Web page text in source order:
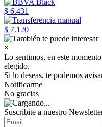
$ 6.431
$ 7.120
×
Lo sentimos, en este
elegido.
Si lo deseas, te podemos
Notificarme
No gracias
Suscribite a nuestro